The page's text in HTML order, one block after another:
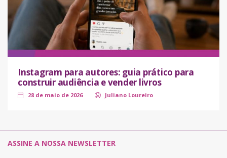
Instagram para autores: guia prático para
construir audiência e vender livros
28 de maio de 2026 Juliano Loureiro
ASSINE A NOSSA NEWSLETTER